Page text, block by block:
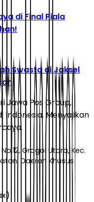
di Final Piala
Swasta di Jaksel
Jawa Pos Group,
Menyajikan
Grogol Utara, Kec.
Daerah Khusus